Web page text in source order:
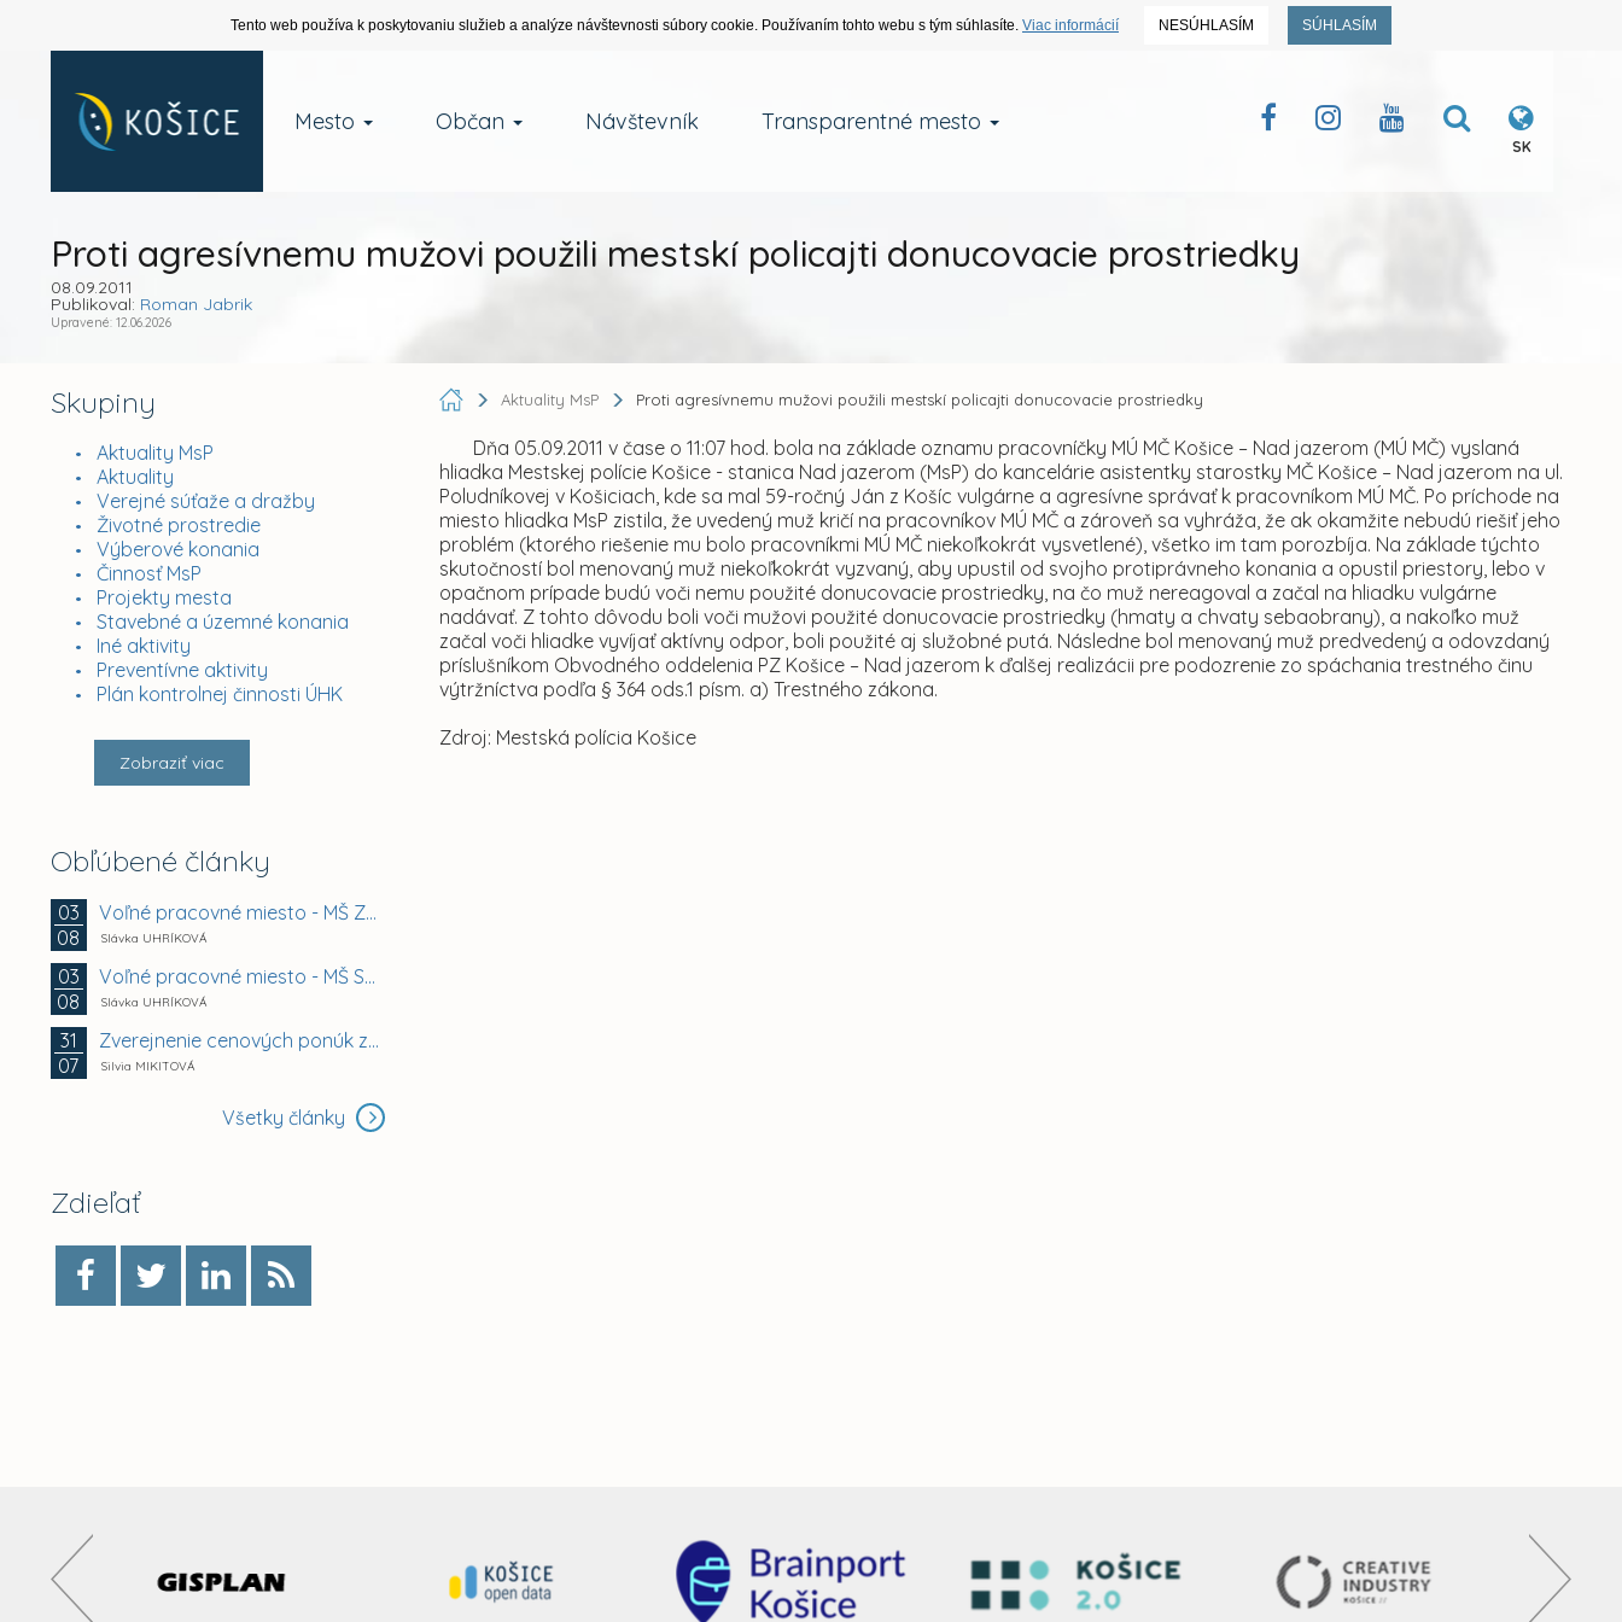
Tento web používa k poskytovaniu služieb a analýze návštevnosti súbory cookie. Používaním tohto webu s tým súhlasíte. Viac informácií NESÚHLASÍM SÚHLASÍM
Mesto Občan Návštevník Transparentné mesto
SK
Proti agresívnemu mužovi použili mestskí policajti donucovacie prostriedky
08.09.2011
Publikoval: Roman Jabrik
Upravené: 12.06.2026
Skupiny
Aktuality MsP
Aktuality
Verejné súťaže a dražby
Životné prostredie
Výberové konania
Činnosť MsP
Projekty mesta
Stavebné a územné konania
Iné aktivity
Preventívne aktivity
Plán kontrolnej činnosti ÚHK
Zobraziť viac
Obľúbené články
03
08
Voľné pracovné miesto - MŠ Zuzkin park 2, Košice -...
Slávka UHRÍKOVÁ
03
08
Voľné pracovné miesto - MŠ Smetanova 11, Košice -...
Slávka UHRÍKOVÁ
31
07
Zverejnenie cenových ponúk záujemcov na prenájom...
Silvia MIKITOVÁ
Všetky články
Zdieľať
Aktuality MsP Proti agresívnemu mužovi použili mestskí policajti donucovacie prostriedky
Dňa 05.09.2011 v čase o 11:07 hod. bola na základe oznamu pracovníčky MÚ MČ Košice – Nad jazerom (MÚ MČ) vyslaná
hliadka Mestskej polície Košice - stanica Nad jazerom (MsP) do kancelárie asistentky starostky MČ Košice – Nad jazerom na ul.
Poludníkovej v Košiciach, kde sa mal 59-ročný Ján z Košíc vulgárne a agresívne správať k pracovníkom MÚ MČ. Po príchode na
miesto hliadka MsP zistila, že uvedený muž kričí na pracovníkov MÚ MČ a zároveň sa vyhráža, že ak okamžite nebudú riešiť jeho
problém (ktorého riešenie mu bolo pracovníkmi MÚ MČ niekoľkokrát vysvetlené), všetko im tam porozbíja. Na základe týchto
skutočností bol menovaný muž niekoľkokrát vyzvaný, aby upustil od svojho protiprávneho konania a opustil priestory, lebo v
opačnom prípade budú voči nemu použité donucovacie prostriedky, na čo muž nereagoval a začal na hliadku vulgárne
nadávať. Z tohto dôvodu boli voči mužovi použité donucovacie prostriedky (hmaty a chvaty sebaobrany), a nakoľko muž
začal voči hliadke vyvíjať aktívny odpor, boli použité aj služobné putá. Následne bol menovaný muž predvedený a odovzdaný
príslušníkom Obvodného oddelenia PZ Košice – Nad jazerom k ďalšej realizácii pre podozrenie zo spáchania trestného činu
výtržníctva podľa § 364 ods.1 písm. a) Trestného zákona.
Zdroj: Mestská polícia Košice